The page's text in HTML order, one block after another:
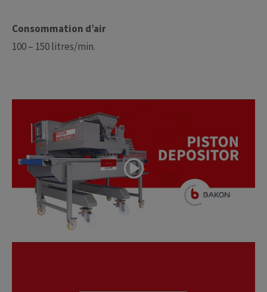
Consommation d’air
100 – 150 litres/min.